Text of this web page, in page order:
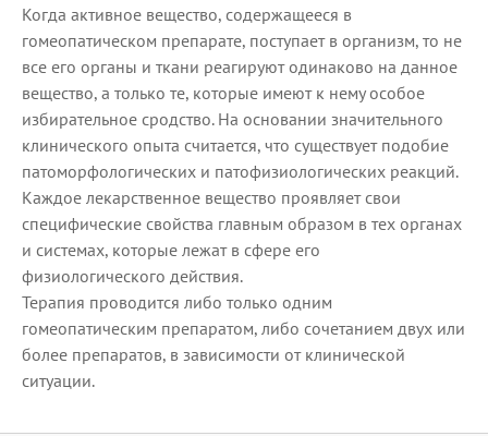
Когда активное вещество, содержащееся в
гомеопатическом препарате, поступает в организм, то не
все его органы и ткани реагируют одинаково на данное
вещество, а только те, которые имеют к нему особое
избирательное сродство. На основании значительного
клинического опыта считается, что существует подобие
патоморфологических и патофизиологических реакций.
Каждое лекарственное вещество проявляет свои
специфические свойства главным образом в тех органах
и системах, которые лежат в сфере его
физиологического действия.
Терапия проводится либо только одним
гомеопатическим препаратом, либо сочетанием двух или
более препаратов, в зависимости от клинической
ситуации.